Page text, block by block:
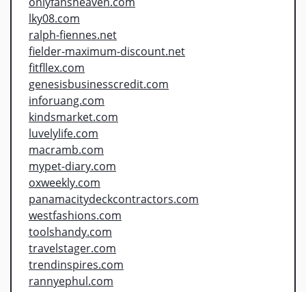
lky08.com
ralph-fiennes.net
fielder-maximum-discount.net
fitfllex.com
genesisbusinesscredit.com
inforuang.com
kindsmarket.com
luvelylife.com
macramb.com
mypet-diary.com
oxweekly.com
panamacitydeckcontractors.com
westfashions.com
toolshandy.com
travelstager.com
trendinspires.com
rannyephul.com